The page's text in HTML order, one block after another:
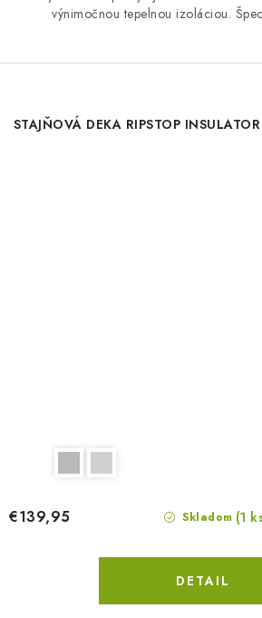
výnimočnou tepelnou izoláciou.
STAJŇOVÁ DEKA RIPSTOP
Skladom (1
€139,95
DETAIL